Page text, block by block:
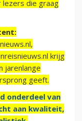
lezers die graag
krijg
jarenlange
geeft.
onderdeel van
aan kwaliteit,